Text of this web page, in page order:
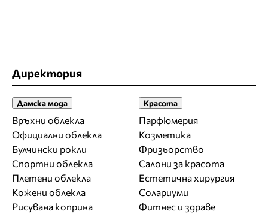
Директория
Дамска мода
Връхни облекла
Официални облекла
Булчински рокли
Спортни облекла
Плетени облекла
Кожени облекла
Рисувана коприна
Красота
Парфюмерия
Козметика
Фризьорство
Салони за красота
Естетична хирургия
Солариуми
Фитнес и здраве